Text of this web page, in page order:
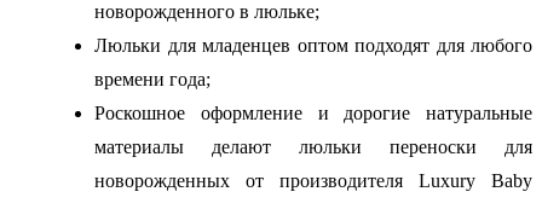
новорожденного в люльке;
Люльки для младенцев оптом подходят для любого
времени года;
Роскошное оформление и дорогие натуральные
материалы делают люльки переноски для
новорожденных от производителя Luxury Baby